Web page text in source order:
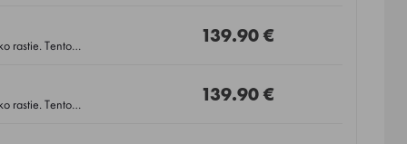
vankúša, za
139.90 €
139.90 €